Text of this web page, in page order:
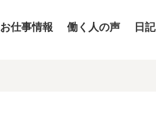
お仕事情報 働く人の声 日記